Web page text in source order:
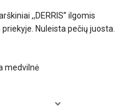
,,DERRIS” ilgomis
Nuleista pečių juosta.
medvilnė